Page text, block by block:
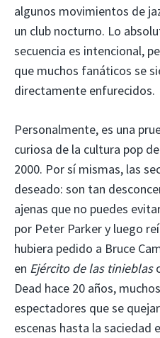
algunos movimientos de
un club nocturno. Lo
secuencia es intencional,
que muchos fanáticos se
directamente enfurecidos.
Personalmente, es una
curiosa de la cultura pop
2000. Por sí mismas, las
deseado: son tan
ajenas que no puedes
por Peter Parker y luego
hubiera pedido a Bruce
en Ejército de las tinieblas
Dead hace 20 años,
espectadores que se
escenas hasta la saciedad